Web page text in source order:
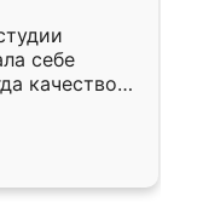
себе
качеством
уже почти